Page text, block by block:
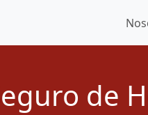
de